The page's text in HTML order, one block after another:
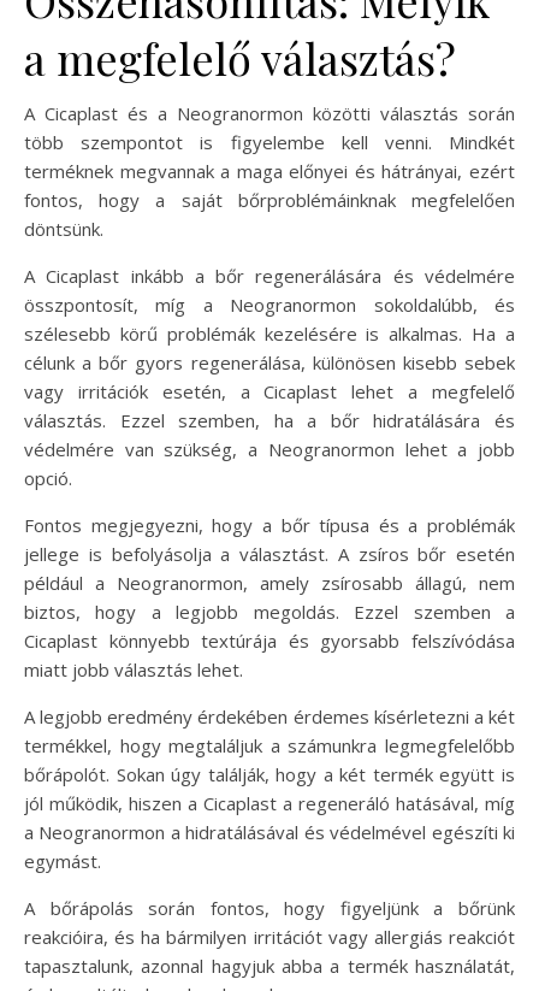
a megfelelő választás?
A Cicaplast és a Neogranormon közötti választás során
több szempontot is figyelembe kell venni. Mindkét
terméknek megvannak a maga előnyei és hátrányai, ezért
fontos, hogy a saját bőrproblémáinknak megfelelően
döntsünk.
A Cicaplast inkább a bőr regenerálására és védelmére
összpontosít, míg a Neogranormon sokoldalúbb, és
szélesebb körű problémák kezelésére is alkalmas. Ha a
célunk a bőr gyors regenerálása, különösen kisebb sebek
vagy irritációk esetén, a Cicaplast lehet a megfelelő
választás. Ezzel szemben, ha a bőr hidratálására és
védelmére van szükség, a Neogranormon lehet a jobb
opció.
Fontos megjegyezni, hogy a bőr típusa és a problémák
jellege is befolyásolja a választást. A zsíros bőr esetén
például a Neogranormon, amely zsírosabb állagú, nem
biztos, hogy a legjobb megoldás. Ezzel szemben a
Cicaplast könnyebb textúrája és gyorsabb felszívódása
miatt jobb választás lehet.
A legjobb eredmény érdekében érdemes kísérletezni a két
termékkel, hogy megtaláljuk a számunkra legmegfelelőbb
bőrápolót. Sokan úgy találják, hogy a két termék együtt is
jól működik, hiszen a Cicaplast a regeneráló hatásával, míg
a Neogranormon a hidratálásával és védelmével egészíti ki
egymást.
A bőrápolás során fontos, hogy figyeljünk a bőrünk
reakcióira, és ha bármilyen irritációt vagy allergiás reakciót
tapasztalunk, azonnal hagyjuk abba a termék használatát,